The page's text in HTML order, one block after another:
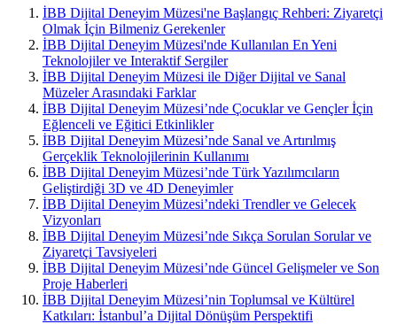
İBB Dijital Deneyim Müzesi'ne Başlangıç Rehberi: Ziyaretçi
Olmak İçin Bilmeniz Gerekenler
İBB Dijital Deneyim Müzesi'nde Kullanılan En Yeni
Teknolojiler ve Interaktif Sergiler
İBB Dijital Deneyim Müzesi ile Diğer Dijital ve Sanal
Müzeler Arasındaki Farklar
İBB Dijital Deneyim Müzesi’nde Çocuklar ve Gençler İçin
Eğlenceli ve Eğitici Etkinlikler
İBB Dijital Deneyim Müzesi’nde Sanal ve Artırılmış
Gerçeklik Teknolojilerinin Kullanımı
İBB Dijital Deneyim Müzesi’nde Türk Yazılımcıların
Geliştirdiği 3D ve 4D Deneyimler
İBB Dijital Deneyim Müzesi’ndeki Trendler ve Gelecek
Vizyonları
İBB Dijital Deneyim Müzesi’nde Sıkça Sorulan Sorular ve
Ziyaretçi Tavsiyeleri
İBB Dijital Deneyim Müzesi’nde Güncel Gelişmeler ve Son
Proje Haberleri
İBB Dijital Deneyim Müzesi’nin Toplumsal ve Kültürel
Katkıları: İstanbul’a Dijital Dönüşüm Perspektifi